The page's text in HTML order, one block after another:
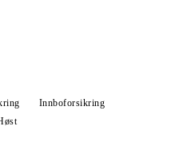
Innboforsikring